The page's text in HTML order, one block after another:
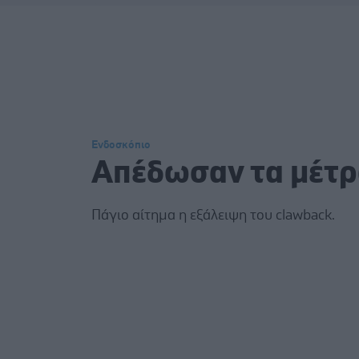
Ενδοσκόπιο
Aπέδωσαν τα
Πάγιο αίτημα η εξάλειψη του clawback.